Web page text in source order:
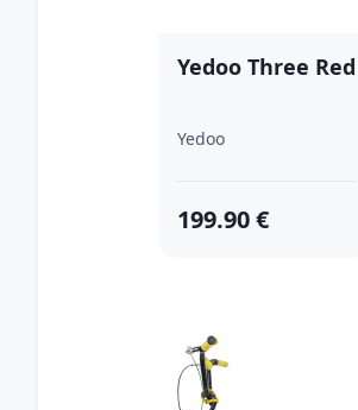
Yedoo Three Red
Yedoo
199.90 €